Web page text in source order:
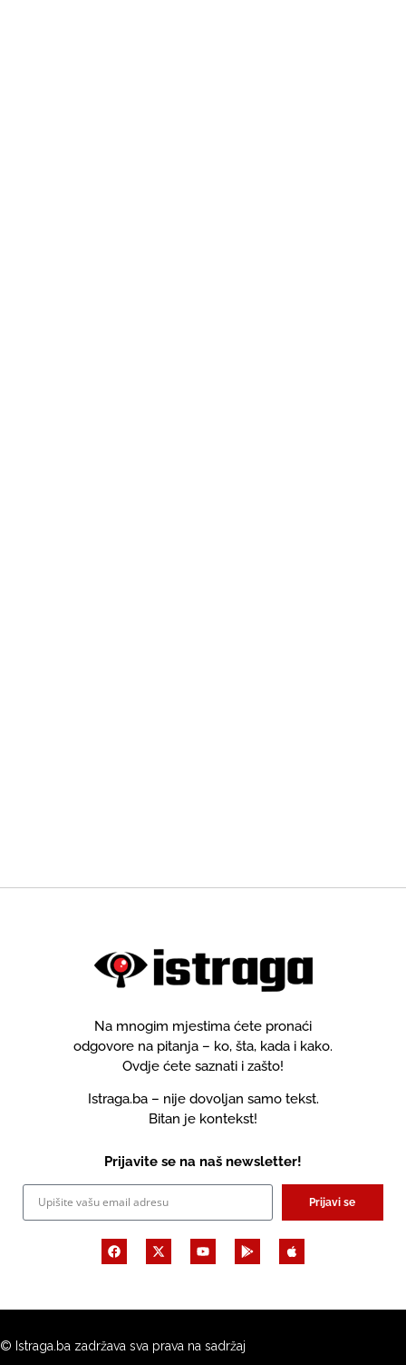
Na mnogim mjestima ćete pronaći
odgovore na pitanja – ko, šta, kada i kako.
Ovdje ćete saznati i zašto!
Istraga.ba – nije dovoljan samo tekst.
Bitan je kontekst!
Prijavite se na naš newsletter!
Prijavi se
© Istraga.ba zadržava sva prava na sadržaj